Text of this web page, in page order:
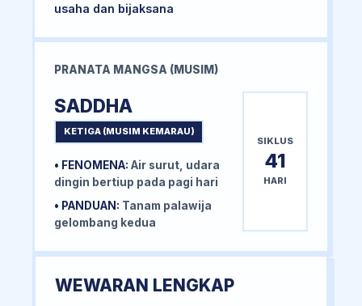
usaha dan bijaksana
PRANATA MANGSA (MUSIM)
SADDHA
KETIGA (MUSIM KEMARAU)
• FENOMENA: Air surut, udara
dingin bertiup pada pagi hari
• PANDUAN: Tanam palawija
gelombang kedua
SIKLUS
41
HARI
WEWARAN LENGKAP